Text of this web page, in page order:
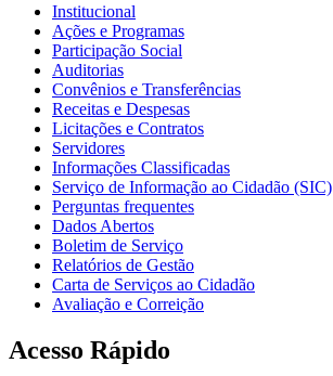
Institucional
Ações e Programas
Participação Social
Auditorias
Convênios e Transferências
Receitas e Despesas
Licitações e Contratos
Servidores
Informações Classificadas
Serviço de Informação ao Cidadão (SIC)
Perguntas frequentes
Dados Abertos
Boletim de Serviço
Relatórios de Gestão
Carta de Serviços ao Cidadão
Avaliação e Correição
Acesso Rápido